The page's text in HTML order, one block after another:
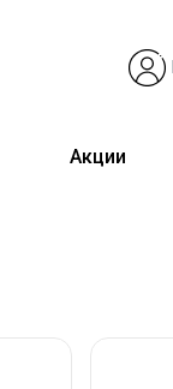
Акции